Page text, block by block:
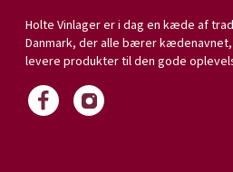
Holte Vinlager er i dag en kæde af
Danmark, der alle bærer
levere produkter til den gode